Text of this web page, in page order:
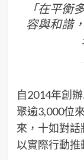
「在平衡
容與和諧
自2014年創
聚逾3,000位
來，十如對話
以實際行動推